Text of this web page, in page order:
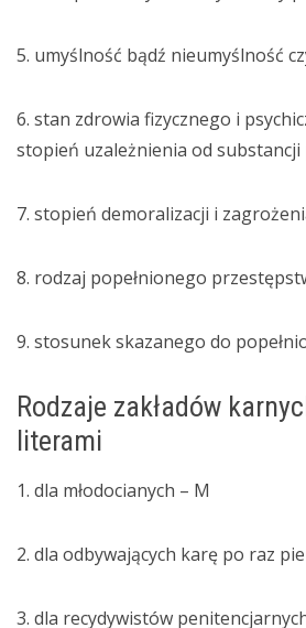
5. umyślność bądź nieumyślność
6. stan zdrowia fizycznego i
stopień uzależnienia od substancji
7. stopień demoralizacji i
8. rodzaj popełnionego
9. stosunek skazanego do
Rodzaje zakładów
literami
1. dla młodocianych – M
2. dla odbywających karę po raz
3. dla recydywistów